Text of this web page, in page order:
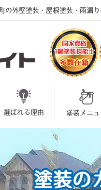
の外壁塗装・屋根塗装・雨漏
選ばれる理由 塗装メニュ
塗装の